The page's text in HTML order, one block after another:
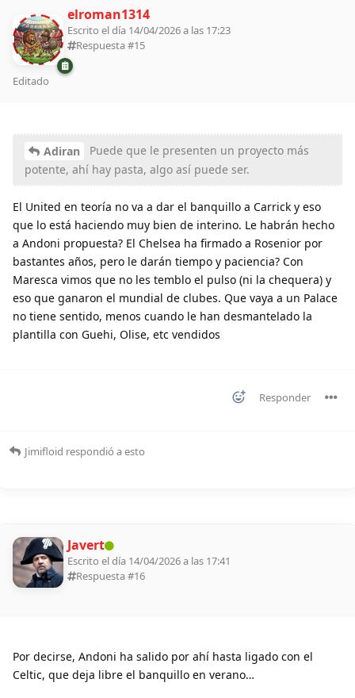
elroman1314
Escrito el día 14/04/2026 a las 17:23
Respuesta #15
Editado
Adiran
Puede que le presenten un proyecto más
potente, ahí hay pasta, algo así puede ser.
El United en teoría no va a dar el banquillo a Carrick y eso
que lo está haciendo muy bien de interino. Le habrán hecho
a Andoni propuesta? El Chelsea ha firmado a Rosenior por
bastantes años, pero le darán tiempo y paciencia? Con
Maresca vimos que no les temblo el pulso (ni la chequera) y
eso que ganaron el mundial de clubes. Que vaya a un Palace
no tiene sentido, menos cuando le han desmantelado la
plantilla con Guehi, Olise, etc vendidos
Responder
Jimifloid respondió a esto
Javert
Escrito el día 14/04/2026 a las 17:41
Respuesta #16
Por decirse, Andoni ha salido por ahí hasta ligado con el
Celtic, que deja libre el banquillo en verano…